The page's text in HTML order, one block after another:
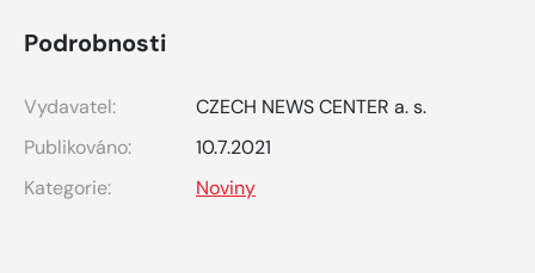
Podrobnosti
Vydavatel:
CZECH NEWS CENTER a. s.
Publikováno:
10.7.2021
Kategorie:
Noviny